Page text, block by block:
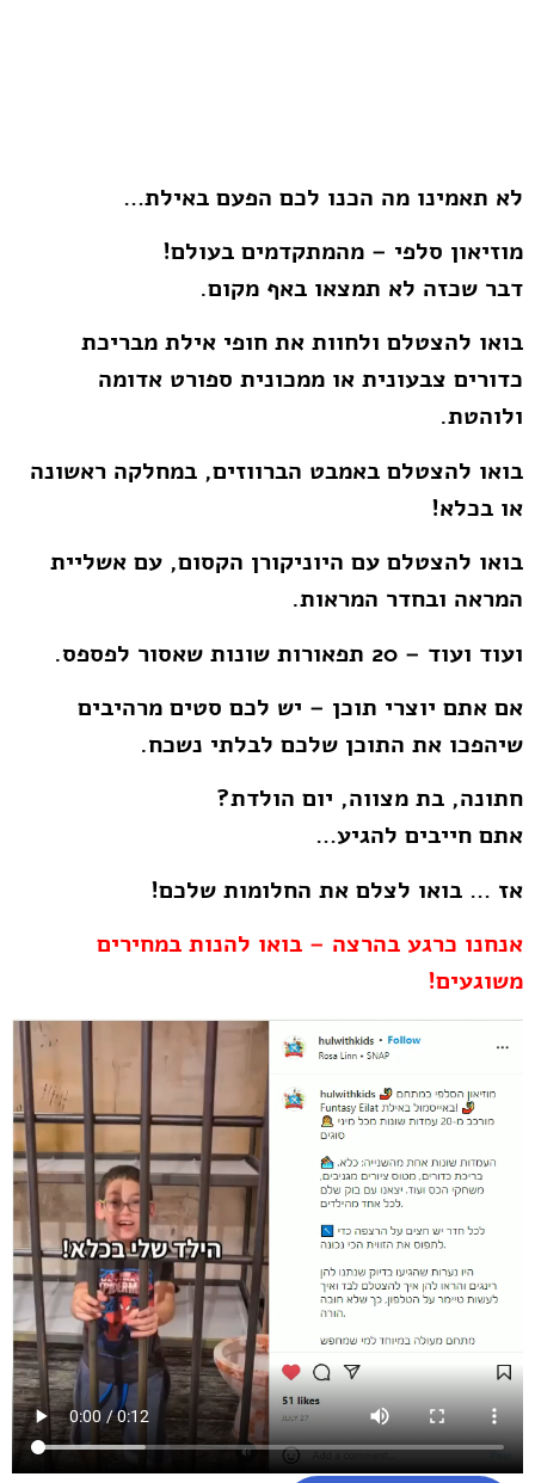
לא תאמינו מה הכנו לכם הפעם באילת…
מוזיאון סלפי – מהמתקדמים בעולם!
דבר שכזה לא תמצאו באף מקום.
בואו להצטלם ולחוות את חופי אילת מבריכת
כדורים צבעונית או ממכונית ספורט אדומה
ולוהטת.
בואו להצטלם באמבט הברווזים, במחלקה ראשונה
או בכלא!
בואו להצטלם עם היוניקורן הקסום, עם אשליית
המראה ובחדר המראות.
ועוד ועוד – 20 תפאורות שונות שאסור לפספס.
אם אתם יוצרי תוכן – יש לכם סטים מרהיבים
שיהפכו את התוכן שלכם לבלתי נשכח.
חתונה, בת מצווה, יום הולדת?
אתם חייבים להגיע…
אז … בואו לצלם את החלומות שלכם!
אנחנו כרגע בהרצה – בואו להנות במחירים
משוגעים!